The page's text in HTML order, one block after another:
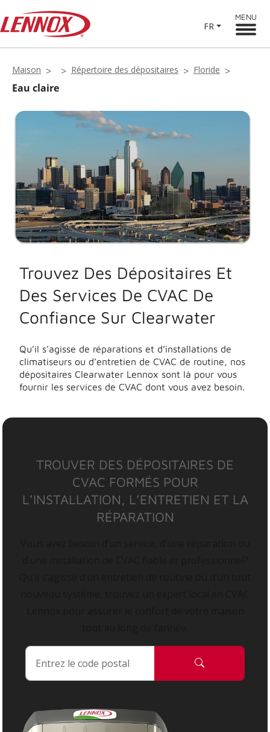
FR
MENU
Maison Répertoire des dépositaires Floride
Eau claire
Trouvez Des Dépositaires Et
Des Services De CVAC De
Confiance Sur Clearwater
Qu’il s’agisse de réparations et d’installations de
climatiseurs ou d’entretien de CVAC de routine, nos
dépositaires Clearwater Lennox sont là pour vous
fournir les services de CVAC dont vous avez besoin.
TROUVER DES DÉPOSITAIRES DE
CVAC FORMÉS POUR
L’INSTALLATION, L’ENTRETIEN ET LA
RÉPARATION